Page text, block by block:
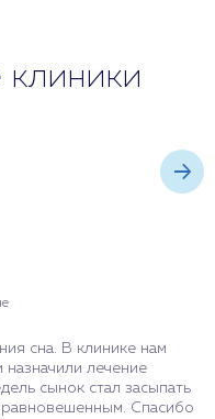
сна. В клинике нам
назначили лечение
сынок стал засыпать
Спасибо